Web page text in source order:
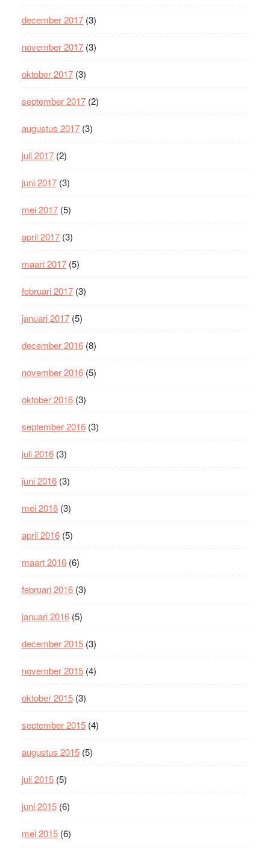
december 2017(3)
november 2017(3)
oktober 2017(3)
september 2017(2)
augustus 2017(3)
juli 2017(2)
juni 2017(3)
mei 2017(5)
april 2017(3)
maart 2017(5)
februari 2017(3)
januari 2017(5)
december 2016(8)
november 2016(5)
oktober 2016(3)
september 2016(3)
juli 2016(3)
juni 2016(3)
mei 2016(3)
april 2016(5)
maart 2016(6)
februari 2016(3)
januari 2016(5)
december 2015(3)
november 2015(4)
oktober 2015(3)
september 2015(4)
augustus 2015(5)
juli 2015(5)
juni 2015(6)
mei 2015(6)